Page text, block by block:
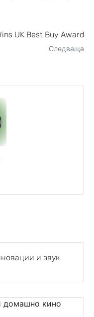
UK Best Buy Award
Следваща
и звук